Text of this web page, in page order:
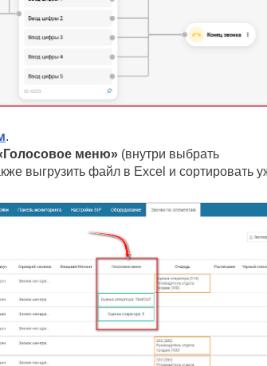
.
меню» (внутри выбрать
выгрузить файл в Excel и сортировать